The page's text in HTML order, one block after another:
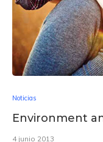
Noticias
Environment
4 junio 2013